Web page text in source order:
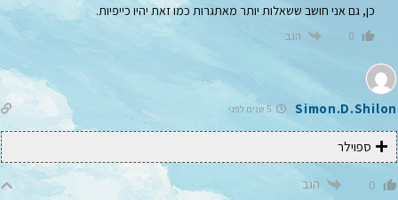
כן, גם אני חושב ששאלות יותר מאתגרות כמו זאת יהיו כייפיות.
0 הגב
Simon.D.Shilon
ספוילר
0 הגב